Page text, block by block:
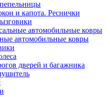
и капота. Реснички
автомобильные ковры
автомобильные ковры
дверей и багажника